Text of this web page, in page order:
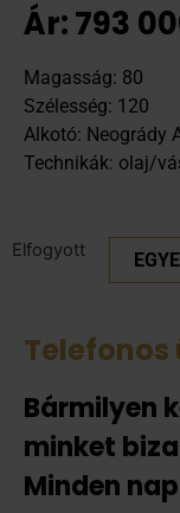
Ár:793
Magasság: 80
Szélesség: 120
Alkotó: Neogrády
Technikák: olaj/
Elfogyott
Bármilyen
minket
Minden